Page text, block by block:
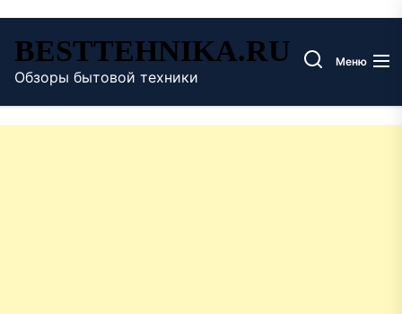
содержимому
BESTTEHNIKA.RU
Обзоры бытовой техники
Меню